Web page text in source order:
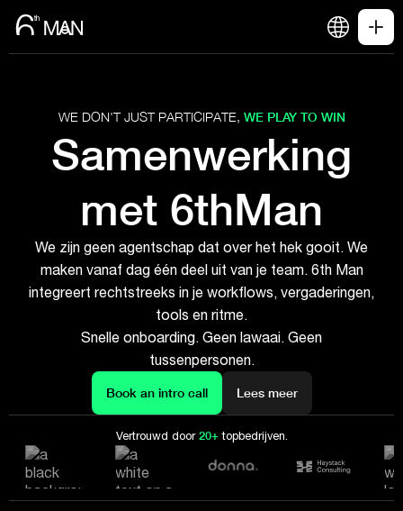
WE DON'T JUST PARTICIPATE, WE PLAY TO WIN
Samenwerking
met 6thMan
We zijn geen agentschap dat over het hek gooit. We
maken vanaf dag één deel uit van je team. 6th Man
integreert rechtstreeks in je workflows, vergaderingen,
tools en ritme.
Snelle onboarding. Geen lawaai. Geen
tussenpersonen.
Book an intro call Lees meer
Vertrouwd door 20+topbedrijven.